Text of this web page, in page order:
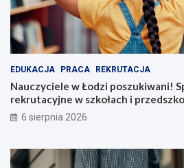
EDUKACJA PRACA REKRUTACJA
Nauczyciele w Łodzi poszukiwani!
rekrutacyjne w szkołach i
6 sierpnia 2026